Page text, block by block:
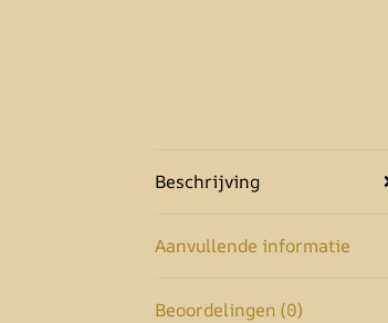
Beschrijving
Aanvullende informatie
Beoordelingen (0)